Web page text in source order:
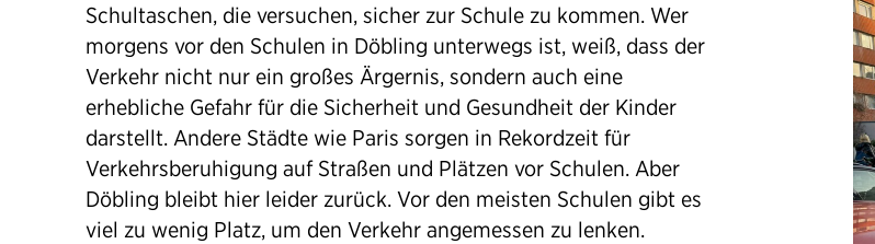
Schultaschen, die versuchen, sicher zur Schule zu kommen. Wer
morgens vor den Schulen in Döbling unterwegs ist, weiß, dass der
Verkehr nicht nur ein großes Ärgernis, sondern auch eine
erhebliche Gefahr für die Sicherheit und Gesundheit der Kinder
darstellt. Andere Städte wie Paris sorgen in Rekordzeit für
Verkehrsberuhigung auf Straßen und Plätzen vor Schulen. Aber
Döbling bleibt hier leider zurück. Vor den meisten Schulen gibt es
viel zu wenig Platz, um den Verkehr angemessen zu lenken.